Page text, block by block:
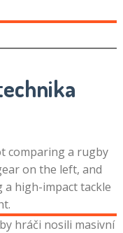
hráči nosili masivní